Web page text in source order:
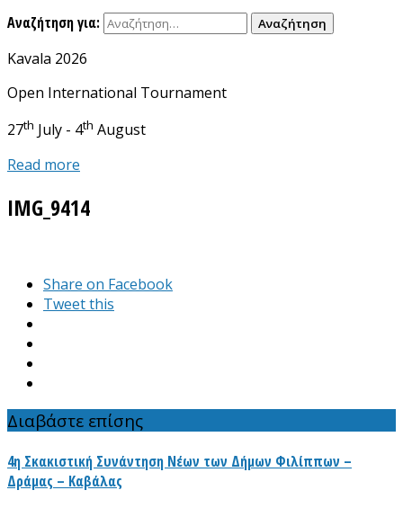
Αναζήτηση για:
Kavala 2026
Open International Tournament
27th July - 4th August
Read more
IMG_9414
Share on Facebook
Tweet this
Διαβάστε επίσης
4η Σκακιστική Συνάντηση Νέων των Δήμων Φιλίππων –
Δράμας – Καβάλας